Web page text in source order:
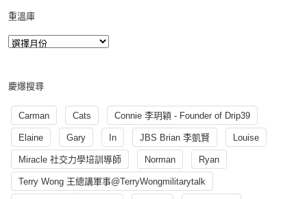
重溫庫
慶爆搜尋
Carman Cats Connie 李玥穎 - Founder of Drip39
Elaine Gary In JBS Brian 李凱賢 Louise
Miracle 社交力學培訓導師 Norman Ryan
Terry Wong 王總講軍事@TerryWongmilitarytalk